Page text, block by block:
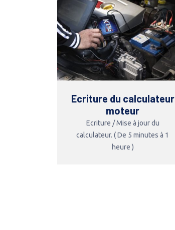
Ecriture du calculateur
moteur
Ecriture / Mise à jour du
calculateur. ( De 5 minutes à 1
heure )